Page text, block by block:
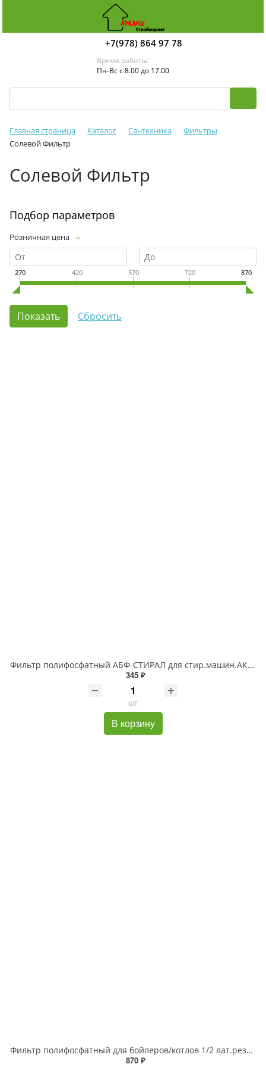
+7(978) 864 97 78
Время работы:
Пн-Вс с 8.00 до 17.00
Главная страница Каталог Сантехника
Фильтры
Солевой Фильтр
Солевой Фильтр
Подбор параметров
Розничная цена
270 420 570 720 870
Фильтр полифосфатный АБФ-СТИРАЛ для стир.машин.АКВАБРАЙТ
345 ₽
шт
В корзину
Фильтр полифосфатный для бойлеров/котлов 1/2 лат.резьба
870 ₽